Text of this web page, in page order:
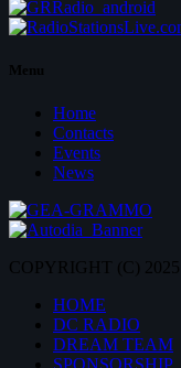
Menu
Home
Contacts
Events
News
COPYRIGHT (C)
HOME
DC RADIO
DREAM TEAM